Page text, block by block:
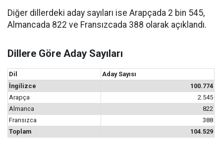
Diğer dillerdeki aday sayıları ise Arapçada 2 bin 545,
Almancada 822 ve Fransızcada 388 olarak açıklandı.
Dillere Göre Aday Sayıları
Dil
Aday Sayısı
İngilizce
100.774
Arapça
2.545
Almanca
822
Fransızca
388
Toplam
104.529